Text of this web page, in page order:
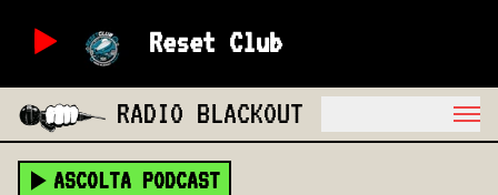
Reset Club
RADIO BLACKOUT
ASCOLTA PODCAST